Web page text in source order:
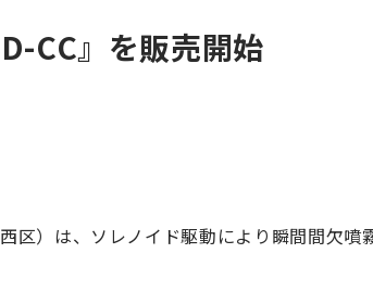
CC』を販売開始
区）は、ソレノイド駆動により瞬間間欠